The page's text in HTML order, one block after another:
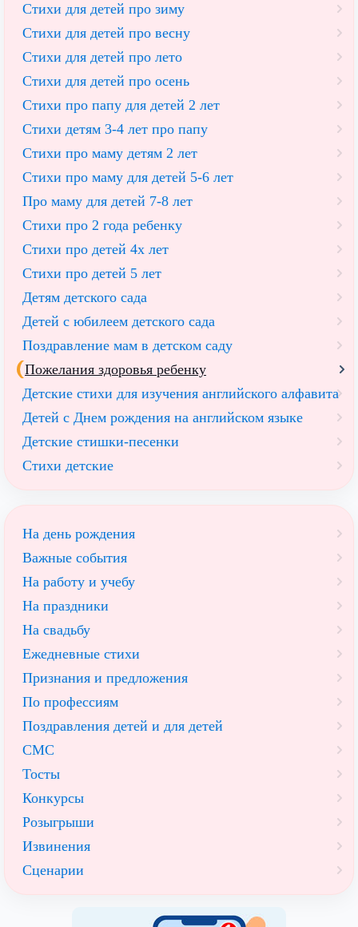
Стихи для детей про зиму
Стихи для детей про весну
Стихи для детей про лето
Стихи для детей про осень
Стихи про папу для детей 2 лет
Cтихи детям 3-4 лет про папу
Стихи про маму детям 2 лет
Стихи про маму для детей 5-6 лет
Про маму для детей 7-8 лет
Стихи про 2 года ребенку
Стихи про детей 4х лет
Стихи про детей 5 лет
Детям детского сада
Детей с юбилеем детского сада
Поздравление мам в детском саду
Пожелания здоровья ребенку
Детские стихи для изучения английского алфавита
Детей с Днем рождения на английском языке
Детские стишки-песенки
Стихи детские
На день рождения
Важные события
На работу и учебу
На праздники
На свадьбу
Ежедневные стихи
Признания и предложения
По профессиям
Поздравления детей и для детей
СМС
Тосты
Конкурсы
Розыгрыши
Извинения
Сценарии